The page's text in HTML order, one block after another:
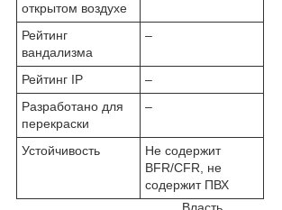
открытом воздухе
Рейтинг
вандализма
–
Рейтинг IP
–
Разработано для
перекраски
–
Устойчивость
Не содержит
BFR/CFR, не
содержит ПВХ